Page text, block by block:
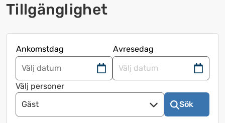
Tillgänglighet
Ankomstdag
Avresedag
Navigera
framåt
för
att
Navigera
Välj personer
Gäst
Sök